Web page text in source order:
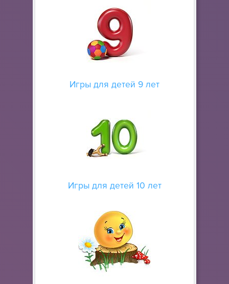
Игры для детей 9 лет
Игры для детей 10 лет